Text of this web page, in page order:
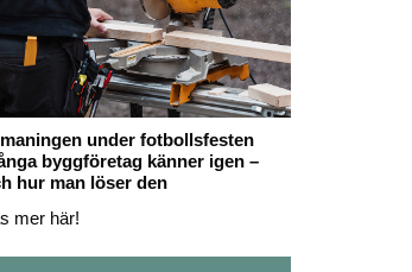
under fotbollsfesten
byggföretag känner igen –
hur man löser den
mer här!